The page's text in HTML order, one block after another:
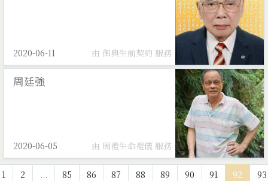
2020-06-11 由 御典生前契約 服務
周廷強
2020-06-05 由 周禮生命禮儀 服務
1 2 ... 85 86 87 88 89 90 91 92 93